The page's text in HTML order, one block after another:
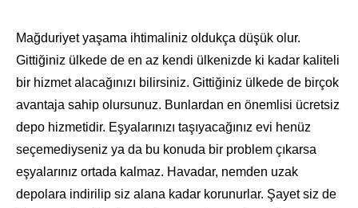
Mağduriyet yaşama ihtimaliniz oldukça düşük olur.
Gittiğiniz ülkede de en az kendi ülkenizde ki kadar kaliteli
bir hizmet alacağınızı bilirsiniz. Gittiğiniz ülkede de birçok
avantaja sahip olursunuz. Bunlardan en önemlisi ücretsiz
depo hizmetidir. Eşyalarınızı taşıyacağınız evi henüz
seçemediyseniz ya da bu konuda bir problem çıkarsa
eşyalarınız ortada kalmaz. Havadar, nemden uzak
depolara indirilip siz alana kadar korunurlar. Şayet siz de